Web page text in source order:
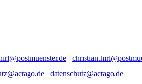
datenschutz@actago.de